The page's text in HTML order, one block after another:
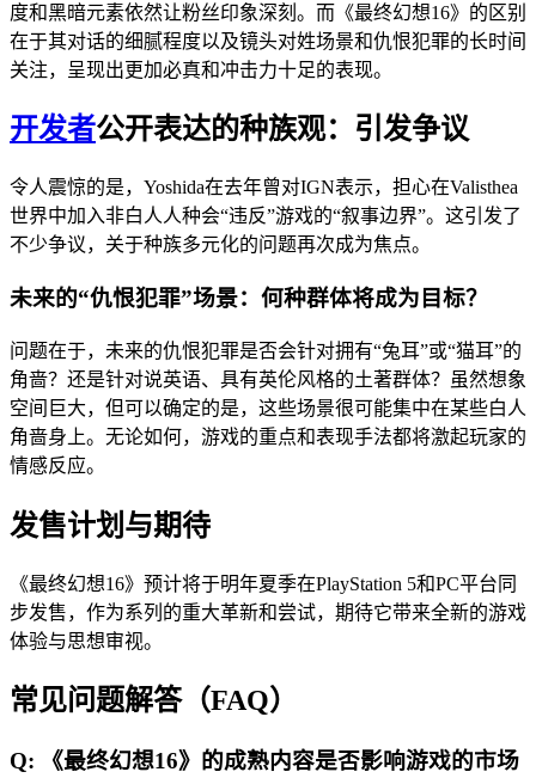
度和黑暗元素依然让粉丝印象深刻。而《最终幻想16》的区别
在于其对话的细腻程度以及镜头对姓场景和仇恨犯罪的长时间
关注，呈现出更加必真和冲击力十足的表现。
开发者公开表达的种族观：引发争议
令人震惊的是，Yoshida在去年曾对IGN表示，担心在Valisthea
世界中加入非白人人种会“违反”游戏的“叙事边界”。这引发了
不少争议，关于种族多元化的问题再次成为焦点。
未来的“仇恨犯罪”场景：何种群体将成为目标？
问题在于，未来的仇恨犯罪是否会针对拥有“兔耳”或“猫耳”的
角啬？还是针对说英语、具有英伦风格的土著群体？虽然想象
空间巨大，但可以确定的是，这些场景很可能集中在某些白人
角啬身上。无论如何，游戏的重点和表现手法都将激起玩家的
情感反应。
发售计划与期待
《最终幻想16》预计将于明年夏季在PlayStation 5和PC平台同
步发售，作为系列的重大革新和尝试，期待它带来全新的游戏
体验与思想审视。
常见问题解答（FAQ）
Q: 《最终幻想16》的成熟内容是否影响游戏的市场